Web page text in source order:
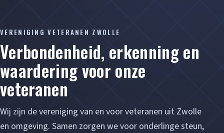
VERENIGING VETERANEN ZWOLLE
Verbondenheid, erkenning en
waardering voor onze
veteranen
Wij zijn de vereniging van en voor veteranen uit Zwolle
en omgeving. Samen zorgen we voor onderlinge steun,